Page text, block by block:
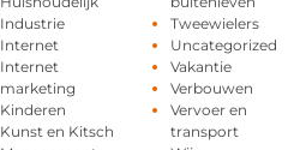
Industrie
Internet
Internet
marketing
Kinderen
Kunst en Kitsch
Tweewielers
Uncategorized
Vakantie
Verbouwen
Vervoer en
transport